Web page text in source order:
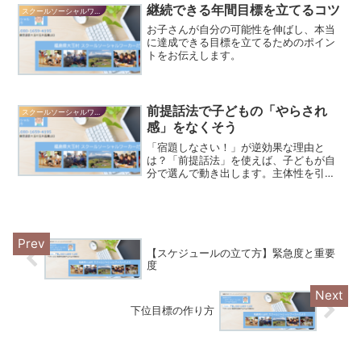
継続できる年間目標を立てるコツ
お子さんが自分の可能性を伸ばし、本当
に達成できる目標を立てるためのポイン
トをお伝えします。
スクールソーシャルワーカーだより
前提話法で子どもの「やらされ
感」をなくそう
「宿題しなさい！」が逆効果な理由と
は？「前提話法」を使えば、子どもが自
分で選んで動き出します。主体性を引き
【スケジュールの立て方】緊急度と重要
度
下位目標の作り方